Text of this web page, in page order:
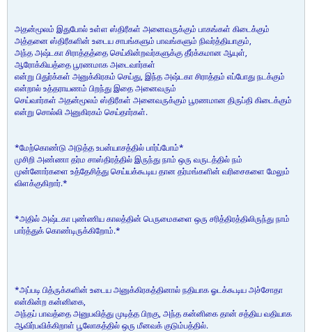
அதன்மூலம் இதுபோல் உள்ள ஸ்திரீகள் அனைவருக்கும் பாகங்கள் கிடைக்கும்
அத்தனை ஸ்திரீகளின் உடைய சாபங்களும் பாவங்களும் நிவர்த்தியாகும்,
அந்த அஷ்டகா சிராத்தத்தை செய்கின்றவர்களுக்கு தீர்க்கமான ஆயுள்,
ஆரோக்கியத்தை பூரணமாக அடைவார்கள்
என்று பிதுர்க்கள் அனுக்கிரகம் செய்து, இந்த அஷ்டகா சிராத்தம் எப்போது நடக்கும்
என்றால் உத்தராயணம் பிறந்து இதை அனைவரும்
செய்வார்கள் அதன்மூலம் ஸ்திரீகள் அனைவருக்கும் பூரணமான திருப்தி கிடைக்கும்
என்று சொல்லி அனுகிரகம் செய்தார்கள்.
*மேற்கொண்டு அடுத்த உபன்யாசத்தில் பார்ப்போம்*
முசிறி அண்ணா தர்ம சாஸ்திரத்தில் இருந்து நாம் ஒரு வருடத்தில் நம்
முன்னோர்களை உத்தேசித்து செய்யக்கூடிய தான தர்மங்களின் வரிசைகளை மேலும்
விளக்குகிறார்.*
*அதில் அஷ்டகா புண்ணிய காலத்தின் பெருமைகளை ஒரு சரித்திரத்திலிருந்து நாம்
பார்த்துக் கொண்டிருக்கிறோம்.*
*அப்படி பித்ருக்களின் உடைய அனுக்கிரகத்தினால் நதியாக ஓடக்கூடிய அச்சோதா
என்கின்ற கன்னிகை,
அந்தப் பாவத்தை அனுபவித்து முடித்த பிறகு, அந்த கன்னிகை தான் சத்திய வதியாக
ஆவிர்பவிக்கிறாள் பூலோகத்தில் ஒரு மீனவக் குடும்பத்தில்.